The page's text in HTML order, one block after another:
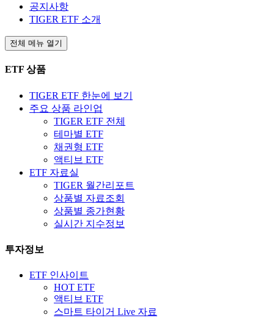
공지사항
TIGER ETF 소개
전체 메뉴 열기
ETF 상품
TIGER ETF 한눈에 보기
주요 상품 라인업
TIGER ETF 전체
테마별 ETF
채권형 ETF
액티브 ETF
ETF 자료실
TIGER 월간리포트
상품별 자료조회
상품별 종가현황
실시간 지수정보
투자정보
ETF 인사이트
HOT ETF
액티브 ETF
스마트 타이거 Live 자료